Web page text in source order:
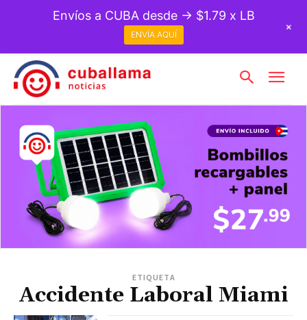
ETIQUETA
Accidente Laboral Miami
Envíos a CUBA desde → $1.79 x LB
ENVÍA AQUÍ
+